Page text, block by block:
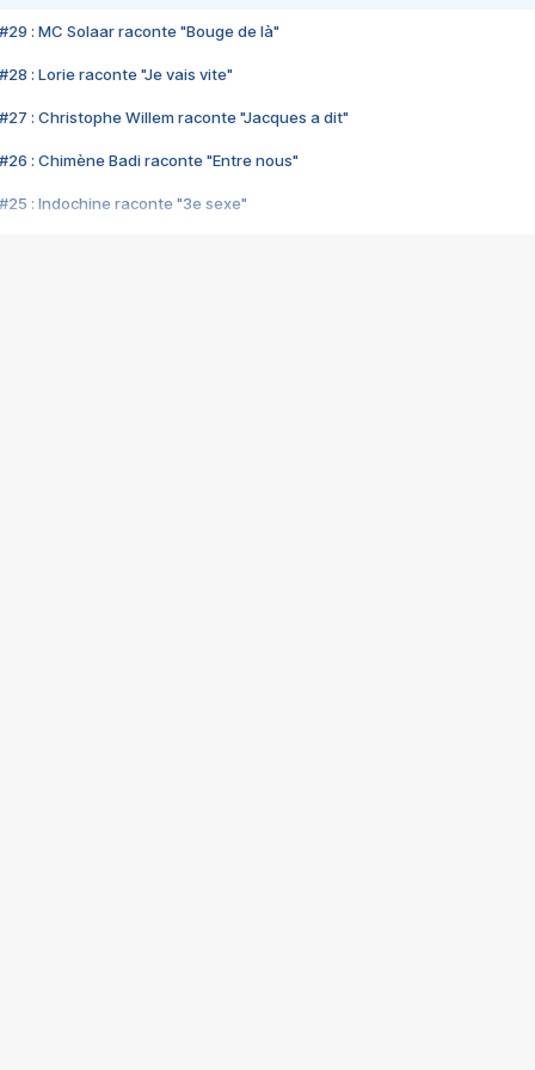
#29 : MC Solaar raconte "Bouge de là"
#28 : Lorie raconte "Je vais vite"
#27 : Christophe Willem raconte "Jacques a dit"
#26 : Chimène Badi raconte "Entre nous"
#25 : Indochine raconte "3e sexe"